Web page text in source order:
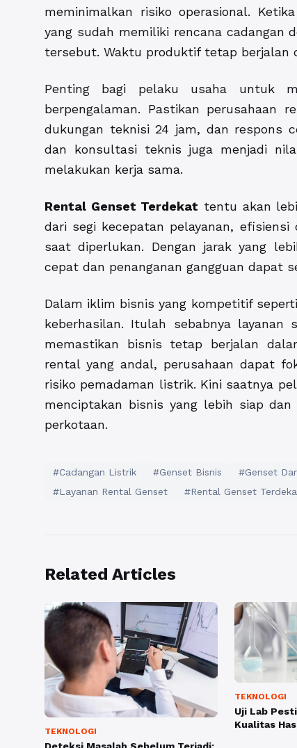
meminimalkan risiko operasional.
yang sudah memiliki rencana cadangan
tersebut. Waktu produktif tetap berjalan
Penting bagi pelaku usaha untuk
berpengalaman. Pastikan perusahaan
dukungan teknisi 24 jam, dan respons
dan konsultasi teknis juga menjadi
melakukan kerja sama.
Rental Genset Terdekat tentu akan
dari segi kecepatan pelayanan,
saat diperlukan. Dengan jarak yang
cepat dan penanganan gangguan dapat
Dalam iklim bisnis yang kompetitif
keberhasilan. Itulah sebabnya
memastikan bisnis tetap berjalan
rental yang andal, perusahaan dapat
risiko pemadaman listrik. Kini saatnya
menciptakan bisnis yang lebih siap
perkotaan.
#Cadangan Listrik #Genset Bisnis #Genset
#Layanan Rental Genset
#Rental Genset
Related Articles
TEKNOLOGI
TEKNOLOGI
Uji Lab
Kualitas